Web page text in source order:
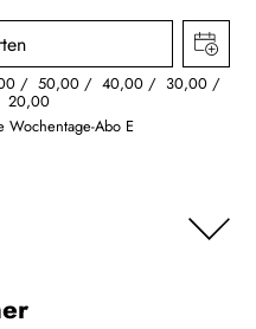
50,00 40,00 30,00
20,00
Wochentage-Abo E